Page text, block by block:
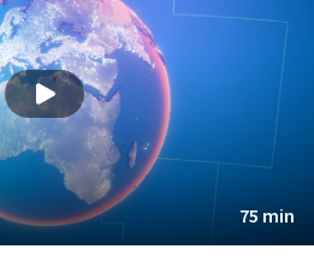
75 min